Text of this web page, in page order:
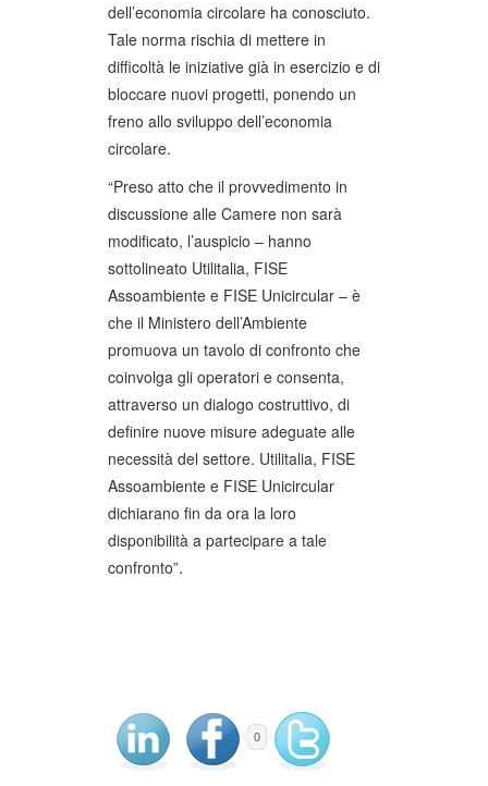
dell’economia circolare ha conosciuto.
Tale norma rischia di mettere in
difficoltà le iniziative già in esercizio e di
bloccare nuovi progetti, ponendo un
freno allo sviluppo dell’economia
circolare.
“Preso atto che il provvedimento in
discussione alle Camere non sarà
modificato, l’auspicio – hanno
sottolineato Utilitalia, FISE
Assoambiente e FISE Unicircular – è
che il Ministero dell’Ambiente
promuova un tavolo di confronto che
coinvolga gli operatori e consenta,
attraverso un dialogo costruttivo, di
definire nuove misure adeguate alle
necessità del settore. Utilitalia, FISE
Assoambiente e FISE Unicircular
dichiarano fin da ora la loro
disponibilità a partecipare a tale
confronto”.
0